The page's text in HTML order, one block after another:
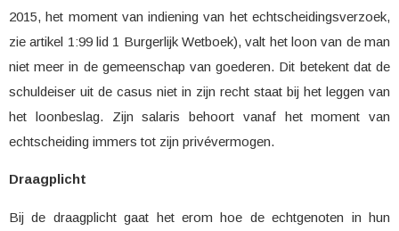
2015, het moment van indiening van het echtscheidingsverzoek,
zie artikel 1:99 lid 1 Burgerlijk Wetboek), valt het loon van de man
niet meer in de gemeenschap van goederen. Dit betekent dat de
schuldeiser uit de casus niet in zijn recht staat bij het leggen van
het loonbeslag. Zijn salaris behoort vanaf het moment van
echtscheiding immers tot zijn privévermogen.
Draagplicht
Bij de draagplicht gaat het erom hoe de echtgenoten in hun